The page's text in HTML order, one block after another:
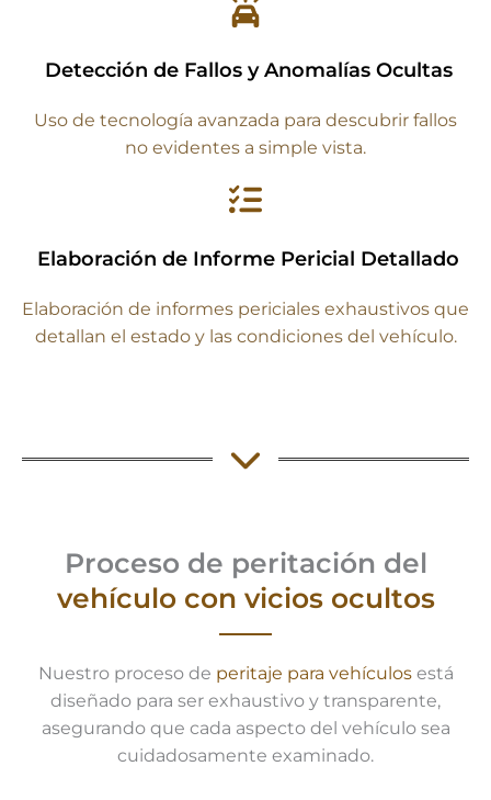
Detección de Fallos y Anomalías Ocultas
Uso de tecnología avanzada para descubrir fallos
no evidentes a simple vista.
Elaboración de Informe Pericial Detallado
Elaboración de informes periciales exhaustivos que
detallan el estado y las condiciones del vehículo.
Proceso de peritación del
vehículo con vicios ocultos
Nuestro proceso de peritaje para vehículosestá
diseñado para ser exhaustivo y transparente,
asegurando que cada aspecto del vehículo sea
cuidadosamente examinado.